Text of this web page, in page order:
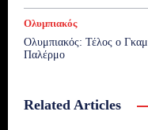
Ολυμπιακός
Ολυμπιακός: Τέλος ο
Παλέρμο
Related Articles